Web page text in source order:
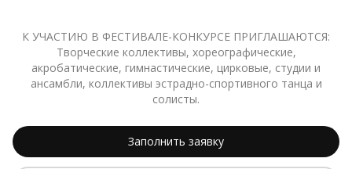
К УЧАСТИЮ В ФЕСТИВАЛЕ-КОНКУРСЕ ПРИГЛАШАЮТСЯ:
Творческие коллективы, хореографические,
акробатические, гимнастические, цирковые, студии и
ансамбли, коллективы эстрадно-спортивного танца и
солисты.
Заполнить заявку